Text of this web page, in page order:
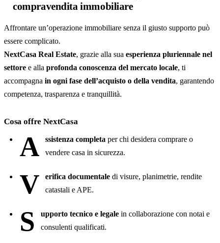
compravendita immobiliare
Affrontare un’operazione immobiliare senza il giusto supporto può
essere complicato.
NextCasa Real Estate, grazie alla sua esperienza pluriennale nel
settore e alla profonda conoscenza del mercato locale, ti
accompagna in ogni fase dell’acquisto o della vendita, garantendo
competenza, trasparenza e tranquillità.
Cosa offre NextCasa
A ssistenza completa per chi desidera comprare o
vendere casa in sicurezza.
V erifica documentale di visure, planimetrie, rendite
catastali e APE.
S upporto tecnico e legale in collaborazione con notai e
consulenti qualificati.